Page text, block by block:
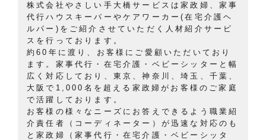
株式会社やさしい手大橋サービスは家政婦、家事
代行ハウスキーパーやケアワーカー(在宅介護ヘ
ルパー)をご紹介させていただく人材紹介サービ
スを行っております。
約60年に渡り、お客様にご愛顧いただいており
ます。家事代行・在宅介護・ベビーシッターと幅
広く対応しており、東京、神奈川、埼玉、千葉、
大阪で1,000名を超える家政婦がお客様のご家庭
で活躍しております。
お客様の様々なニーズにお答えできるよう職業紹
介責任者（コーディネーター）が迅速な対応のも
と家政婦（家事代行・在宅介護・ベビーシッタ